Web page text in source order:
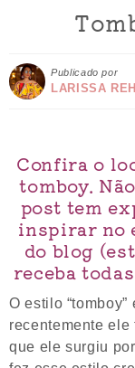
Publicado por
LARISSA
Confira o
tomboy.
post tem
inspirar no
do blog
receba
O estilo
recentemente
que ele surgiu